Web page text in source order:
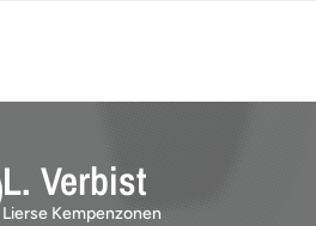
L. Verbist
Lierse Kempenzonen